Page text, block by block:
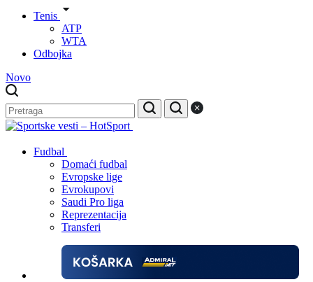
Tenis
ATP
WTA
Odbojka
Novo
Fudbal
Domaći fudbal
Evropske lige
Evrokupovi
Saudi Pro liga
Reprezentacija
Transferi